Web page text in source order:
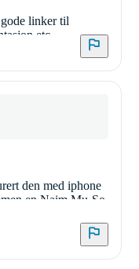
linker til
etc.
den med iphone
en Naim Mu-So
og spilte